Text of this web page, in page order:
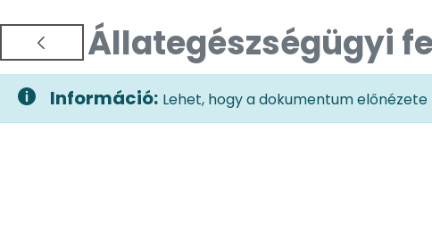
Állategészségügyi
Információ: Lehet, hogy a dokumentum